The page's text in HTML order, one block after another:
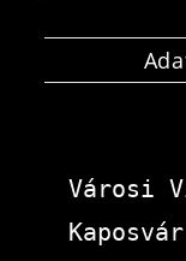
Városi